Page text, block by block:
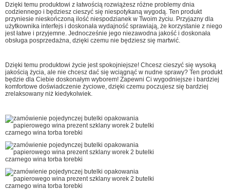
Dzięki temu produktowi z łatwością rozwiążesz różne problemy dnia
codziennego i będziesz cieszyć się niespotykaną wygodą. Ten produkt
przyniesie nieskończoną ilość niespodzianek w Twoim życiu. Przyjazny dla
użytkownika interfejs i doskonała wydajność sprawiają, że korzystanie z niego
jest łatwe i przyjemne. Jednocześnie jego niezawodna jakość i doskonała
obsługa posprzedażna, dzięki czemu nie będziesz się martwić.
Dzięki temu produktowi życie jest spokojniejsze! Chcesz cieszyć się wysoką
jakością życia, ale nie chcesz dać się wciągnąć w nudne sprawy? Ten produkt
będzie dla Ciebie doskonałym wyborem! Zapewni Ci wygodniejsze i bardziej
komfortowe doświadczenie życiowe, dzięki czemu poczujesz się bardziej
zrelaksowany niż kiedykolwiek.